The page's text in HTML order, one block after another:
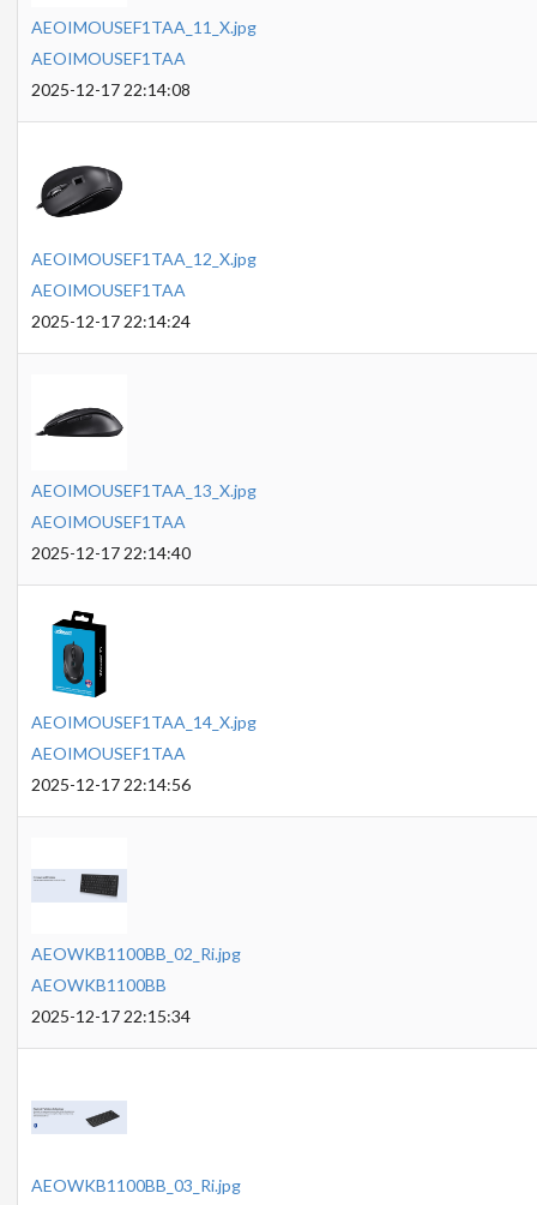
AEOIMOUSEF1TAA_11_X.jpg
AEOIMOUSEF1TAA
2025-12-17 22:14:08
AEOIMOUSEF1TAA_12_X.jpg
AEOIMOUSEF1TAA
2025-12-17 22:14:24
AEOIMOUSEF1TAA_13_X.jpg
AEOIMOUSEF1TAA
2025-12-17 22:14:40
AEOIMOUSEF1TAA_14_X.jpg
AEOIMOUSEF1TAA
2025-12-17 22:14:56
AEOWKB1100BB_02_Ri.jpg
AEOWKB1100BB
2025-12-17 22:15:34
AEOWKB1100BB_03_Ri.jpg